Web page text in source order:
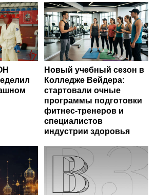
Новый учебный сезон в
Колледже Вейдера:
стартовали очные
программы подготовки
фитнес-тренеров и
специалистов
индустрии здоровья